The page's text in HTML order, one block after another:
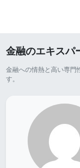
金融のエキスパ
金融への情熱と高い専門
す。